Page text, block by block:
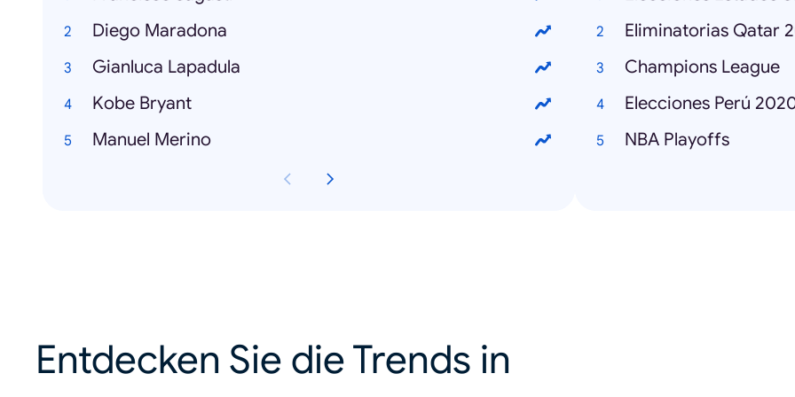
Diego Maradona
Gianluca Lapadula
Kobe Bryant
Manuel Merino
Eliminatorias Qatar
Champions League
Elecciones Perú
NBA Playoffs
Entdecken Sie die Trends in